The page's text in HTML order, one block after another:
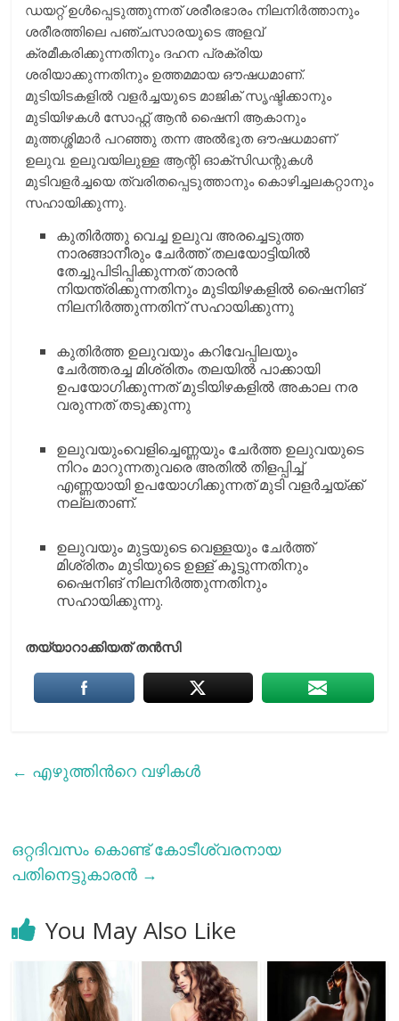
ഡയറ്റ് ഉൾപ്പെടുത്തുന്നത് ശരീരഭാരം നിലനിർത്താനും
ശരീരത്തിലെ പഞ്ചസാരയുടെ അളവ്
ക്രമീകരിക്കുന്നതിനും ദഹന പ്രക്രിയ
ശരിയാക്കുന്നതിനും ഉത്തമമായ ഔഷധമാണ്.
മുടിയിടകളിൽ വളർച്ചയുടെ മാജിക് സൃഷ്ടിക്കാനും
മുടിയിഴകൾ സോഫ്റ്റ് ആൻ ഷൈനി ആകാനും
മുത്തശ്ശിമാർ പറഞ്ഞു തന്ന അൽഭുത ഔഷധമാണ്
ഉലുവ. ഉലുവയിലുള്ള ആന്റി ഓക്സിഡന്റുകൾ
മുടിവളര്‍ച്ചയെ ത്വരിതപ്പെടുത്താനും കൊഴിച്ചലകറ്റാനും
സഹായിക്കുന്നു.
കുതിർത്തു വെച്ച ഉലുവ അരച്ചെടുത്ത
നാരങ്ങാനീരും ചേർത്ത് തലയോട്ടിയിൽ
തേച്ചുപിടിപ്പിക്കുന്നത് താരൻ
നിയന്ത്രിക്കുന്നതിനും മുടിയിഴകളിൽ ഷൈനിങ്
നിലനിർത്തുന്നതിന് സഹായിക്കുന്നു
കുതിർത്ത ഉലുവയും കറിവേപ്പിലയും
ചേര്‍ത്തരച്ച മിശ്രിതം തലയിൽ പാക്കായി
ഉപയോഗിക്കുന്നത് മുടിയിഴകളിൽ അകാല നര
വരുന്നത് തടുക്കുന്നു
ഉലുവയുംവെളിച്ചെണ്ണയും ചേർത്ത ഉലുവയുടെ
നിറം മാറുന്നതുവരെ അതിൽ തിളപ്പിച്ച്
എണ്ണയായി ഉപയോഗിക്കുന്നത് മുടി വളർച്ചയ്ക്ക്
നല്ലതാണ്.
ഉലുവയും മുട്ടയുടെ വെള്ളയും ചേർത്ത്
മിശ്രിതം മുടിയുടെ ഉള്ള് കൂട്ടുന്നതിനും
ഷൈനിങ് നിലനിർത്തുന്നതിനും
സഹായിക്കുന്നു.
തയ്യാറാക്കിയത് തന്‍സി
← എഴുത്തിന്‍റെ വഴികൾ
ഒറ്റദിവസം കൊണ്ട് കോടീശ്വരനായ
പതിനെട്ടുകാരന്‍ →
You May Also Like